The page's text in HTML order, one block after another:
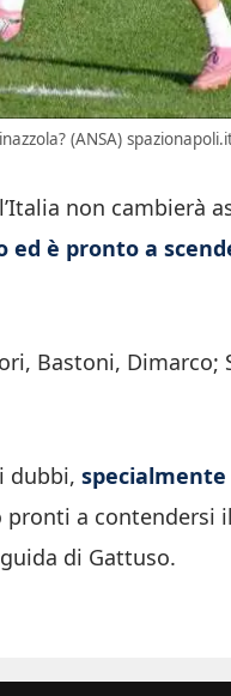
(ANSA)
non cambierà
è pronto a
Bastoni, Dimarco;
dubbi, specialmente
pronti a contendersi
di Gattuso.